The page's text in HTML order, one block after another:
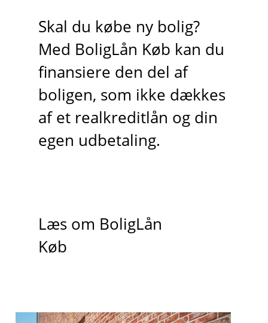
Skal du købe ny bolig?
Med BoligLån Køb kan du
finansiere den del af
boligen, som ikke dækkes
af et realkreditlån og din
egen udbetaling.
Læs om BoligLån
Køb